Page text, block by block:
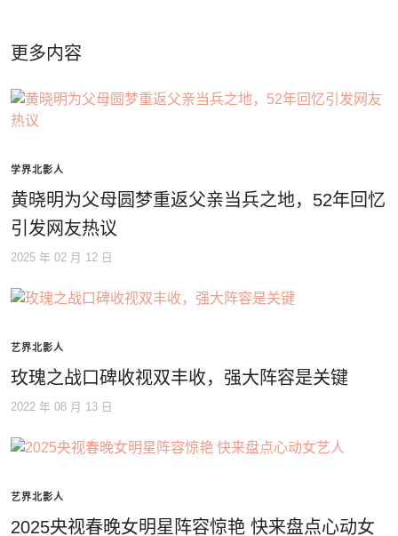
更多内容
学界北影人
黄晓明为父母圆梦重返父亲当兵之地，52年回忆
引发网友热议
2025 年 02 月 12 日
艺界北影人
玫瑰之战口碑收视双丰收，强大阵容是关键
2022 年 08 月 13 日
艺界北影人
2025央视春晚女明星阵容惊艳 快来盘点心动女